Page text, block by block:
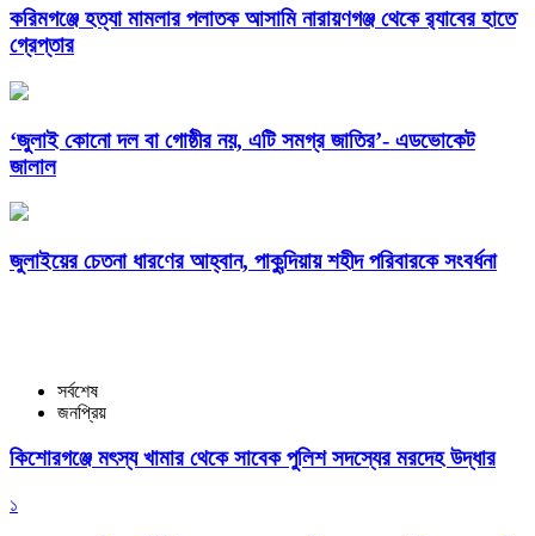
করিমগঞ্জে হত্যা মামলার পলাতক আসামি নারায়ণগঞ্জ থেকে র‌্যাবের হাতে
গ্রেপ্তার
‘জুলাই কোনো দল বা গোষ্ঠীর নয়, এটি সমগ্র জাতির’- এডভোকেট
জালাল
জুলাইয়ের চেতনা ধারণের আহ্বান, পাকুন্দিয়ায় শহীদ পরিবারকে সংবর্ধনা
সর্বশেষ
জনপ্রিয়
কিশোরগঞ্জে মৎস্য খামার থেকে সাবেক পুলিশ সদস্যের মরদেহ উদ্ধার
১